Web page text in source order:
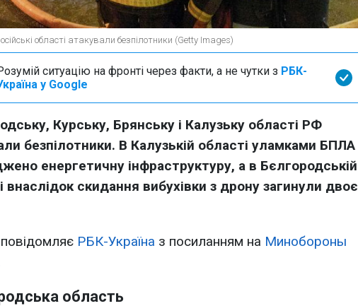
області атакували безпілотники (Getty Images)
ситуацію на фронті через факти, а не чутки з РБК-
у Google
Курську, Брянську і Калузьку області РФ
безпілотники. В Калузькій області уламками БПЛА
енергетичну інфраструктуру, а в Бєлгородській
внаслідок скидання вибухівки з дрону загинули двоє
РБК-Україна з посиланням на Минобороны
область